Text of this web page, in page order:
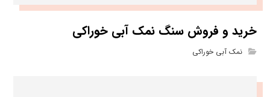
خرید و فروش سنگ نمک آبی خوراکی
نمک آبی خوراکی